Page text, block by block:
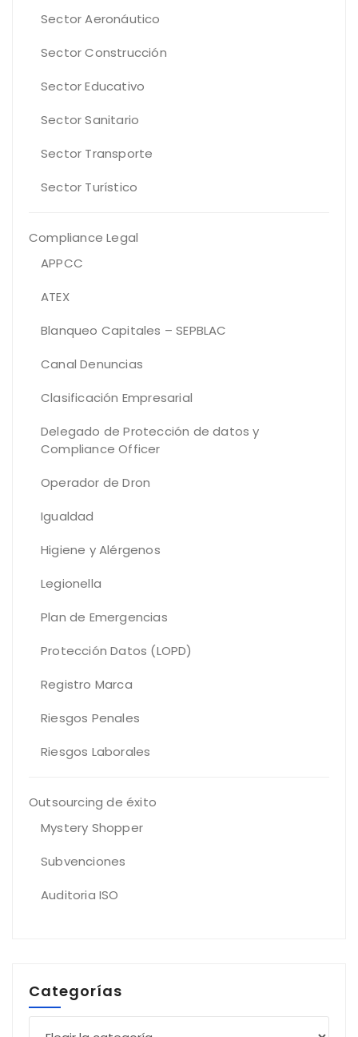
Sector Aeronáutico
Sector Construcción
Sector Educativo
Sector Sanitario
Sector Transporte
Sector Turístico
Compliance Legal
APPCC
ATEX
Blanqueo Capitales – SEPBLAC
Canal Denuncias
Clasificación Empresarial
Delegado de Protección de datos y
Compliance Officer
Operador de Dron
Igualdad
Higiene y Alérgenos
Legionella
Plan de Emergencias
Protección Datos (LOPD)
Registro Marca
Riesgos Penales
Riesgos Laborales
Outsourcing de éxito
Mystery Shopper
Subvenciones
Auditoria ISO
Categorías